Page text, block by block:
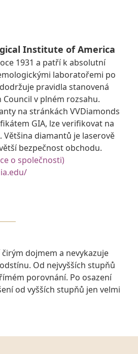
Institute of America
1931 a patří k absolutní
laboratořemi po
pravidla stanovená
v plném rozsahu.
na stránkách VVDiamonds
GIA, lze verifikovat na
Většina diamantů je laserově
bezpečnost obchodu.
o společnosti)
dojmem a nevykazuje
Od nejvyšších stupňů
porovnání. Po osazení
od vyšších stupňů jen velmi